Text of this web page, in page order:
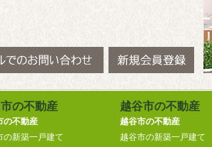
の不動産
の不動産
の新築一戸建て
越谷市の不動産
越谷市の不動産
越谷市の新築一戸建て